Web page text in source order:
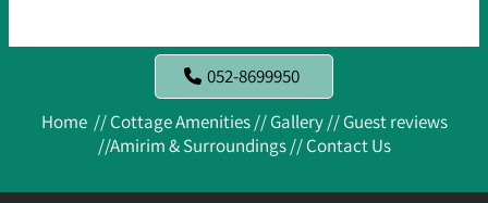
052-8699950
Home //Cottage Amenities //Gallery //Guest reviews
//Amirim & Surroundings //Contact Us